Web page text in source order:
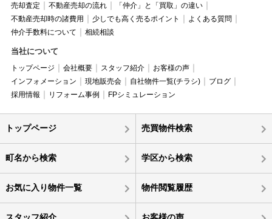
売却査定 不動産売却の流れ
「仲介」と「買取」の違い
不動産売却時の諸費用
少しでも高く売るポイント
よくある質問
仲介手数料について
相続相談
当社について
トップページ 会社概要 スタッフ紹介
お客様の声
インフォメーション
現地販売会 自社物件一覧(チラシ)
ブログ
採用情報
リフォーム事例 FPシミュレーション
トップページ 売買物件検索
町名から検索 学区から検索
お気に入り物件一覧 物件閲覧履歴